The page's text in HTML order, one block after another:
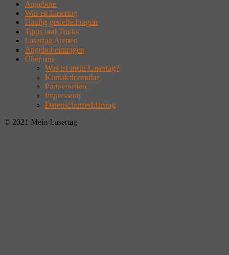
Angebote
Was ist Lasertag
Häufig gestelle Fragen
Tipps und Tricks
Lasertag Arenen
Angebot eintragen
Über uns
Was ist mein Lasertag?
Kontaktformular
Partnerseiten
Impressum
Datenschutzerklärung
© 2021 Mein Lasertag